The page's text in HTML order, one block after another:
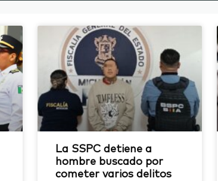
La SSPC detiene a
hombre buscado por
cometer varios delitos